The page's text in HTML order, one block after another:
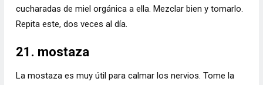
cucharadas de miel orgánica a ella. Mezclar bien y tomarlo.
Repita este, dos veces al día.
21. mostaza
La mostaza es muy útil para calmar los nervios. Tome la